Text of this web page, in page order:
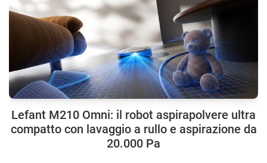
Lefant M210 Omni: il robot aspirapolvere ultra
compatto con lavaggio a rullo e aspirazione da
20.000 Pa